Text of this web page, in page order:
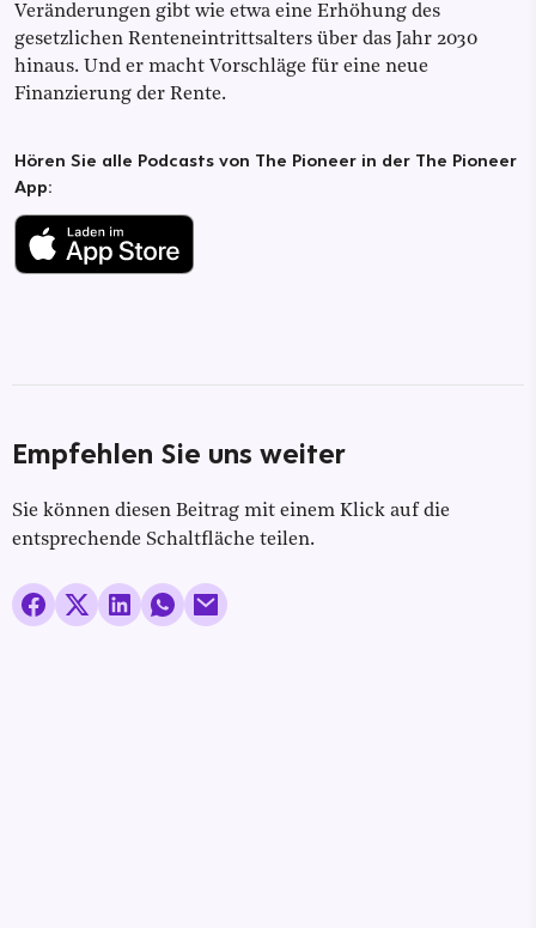
Veränderungen gibt wie etwa eine Erhöhung des
gesetzlichen Renteneintrittsalters über das Jahr 2030
hinaus. Und er macht Vorschläge für eine neue
Finanzierung der Rente.
Hören Sie alle Podcasts von The Pioneer in der The Pioneer
App:
Empfehlen Sie uns weiter
Sie können diesen Beitrag mit einem Klick auf die
entsprechende Schaltfläche teilen.